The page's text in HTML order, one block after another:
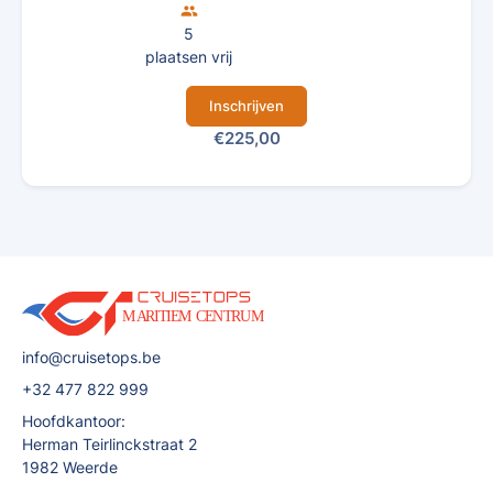
group
5
plaatsen vrij
€225,00
Inschrijven
info@cruisetops.be
+32 477 822 999
Hoofdkantoor:
Herman Teirlinckstraat 2
1982 Weerde